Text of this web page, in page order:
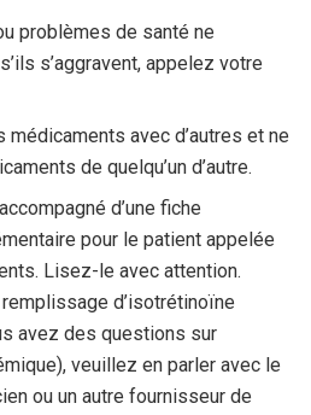
problèmes de santé ne
s’aggravent, appelez votre
médicaments avec d’autres et ne
de quelqu’un d’autre.
d’une fiche
pour le patient appelée
Lisez-le avec attention.
d’isotrétinoïne
avez des questions sur
veuillez en parler avec le
ou un autre fournisseur de